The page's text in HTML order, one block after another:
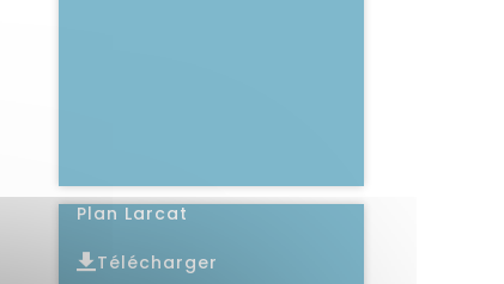
Plan Larcat
Télécharger